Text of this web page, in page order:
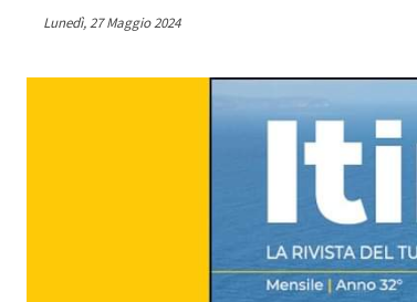
Lunedì, 27 Maggio 2024